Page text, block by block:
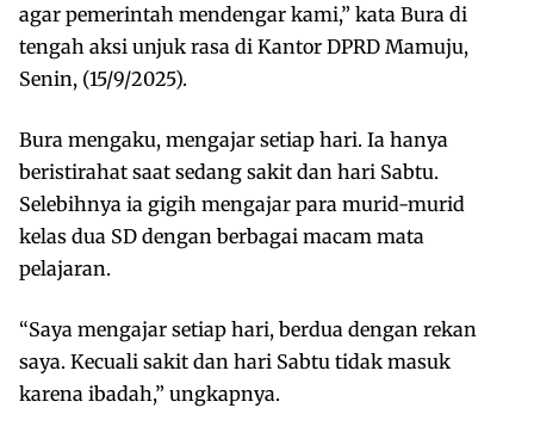
agar pemerintah mendengar kami,” kata Bura di
tengah aksi unjuk rasa di Kantor DPRD Mamuju,
Senin, (15/9/2025).
Bura mengaku, mengajar setiap hari. Ia hanya
beristirahat saat sedang sakit dan hari Sabtu.
Selebihnya ia gigih mengajar para murid-murid
kelas dua SD dengan berbagai macam mata
pelajaran.
“Saya mengajar setiap hari, berdua dengan rekan
saya. Kecuali sakit dan hari Sabtu tidak masuk
karena ibadah,” ungkapnya.